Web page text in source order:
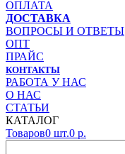
ОПЛАТА
ДОСТАВКА
ВОПРОСЫ И ОТВЕТЫ
ОПТ
ПРАЙС
КОНТАКТЫ
РАБОТА У НАС
О НАС
СТАТЬИ
КАТАЛОГ
Товаров0 шт.0 р.